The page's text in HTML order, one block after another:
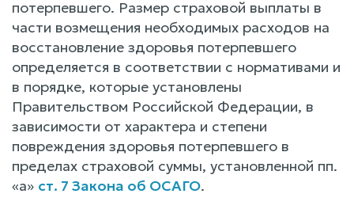
потерпевшего. Размер страховой выплаты в
части возмещения необходимых расходов на
восстановление здоровья потерпевшего
определяется в соответствии с нормативами и
в порядке, которые установлены
Правительством Российской Федерации, в
зависимости от характера и степени
повреждения здоровья потерпевшего в
пределах страховой суммы, установленной пп.
«а» ст. 7 Закона об ОСАГО.